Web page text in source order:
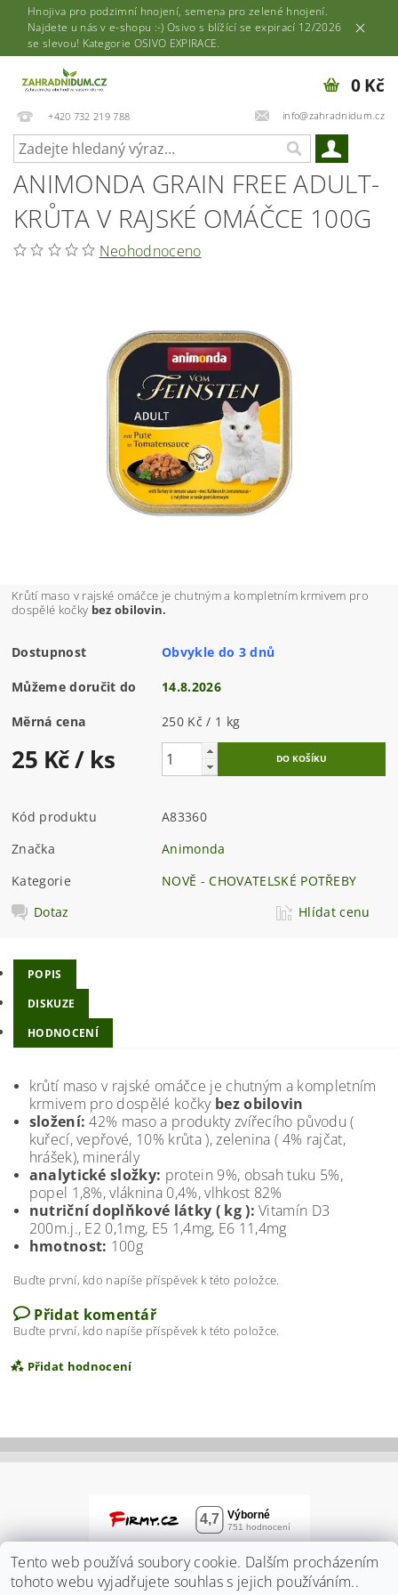
Hnojiva pro podzimní hnojení, semena pro zelené hnojení.
Najdete u nás v e-shopu :-) Osivo s blížící se expirací 12/2026
se slevou! Kategorie OSIVO EXPIRACE.
+420 732 219 788 info@zahradnidum.cz
0 Kč
ANIMONDA GRAIN FREE ADULT-
KRŮTA V RAJSKÉ OMÁČCE 100G
Neohodnoceno
Krůtí maso v rajské omáčce je chutným a kompletním krmivem pro
dospělé kočky bez obilovin.
Dostupnost Obvykle do 3 dnů
Můžeme doručit do 14.8.2026
Měrná cena 250 Kč / 1 kg
25 Kč/ ks
Kód produktu
A83360
Značka
Animonda
Kategorie
NOVĚ - CHOVATELSKÉ POTŘEBY
Dotaz
Hlídat cenu
POPIS
DISKUZE
HODNOCENÍ
krůtí maso v rajské omáčce je chutným a kompletním
krmivem pro dospělé kočky bez obilovin
složení:42% maso a produkty zvířecího původu (
kuřecí, vepřové, 10% krůta ), zelenina ( 4% rajčat,
hrášek), minerály
analytické složky: protein 9%, obsah tuku 5%,
popel 1,8%, vláknina 0,4%, vlhkost 82%
nutriční doplňkové látky ( kg ): Vitamín D3
200m.j., E2 0,1mg, E5 1,4mg, E6 11,4mg
hmotnost: 100g
Buďte první, kdo napíše příspěvek k této položce.
Přidat komentář
Buďte první, kdo napíše příspěvek k této položce.
Přidat hodnocení
Tento web používá soubory cookie. Dalším procházením
tohoto webu vyjadřujete souhlas s jejich používáním..